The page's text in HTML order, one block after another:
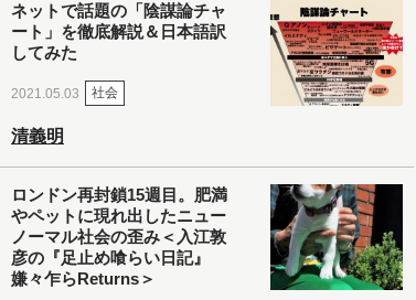
ネットで話題の「陰謀論チャ
ート」を徹底解説＆日本語訳
してみた
2021.05.03 社会
清義明
ロンドン再封鎖15週目。肥満
やペットに現れ出したニュー
ノーマル社会の歪み＜入江敦
彦の『足止め喰らい日記』
嫌々乍らReturns＞